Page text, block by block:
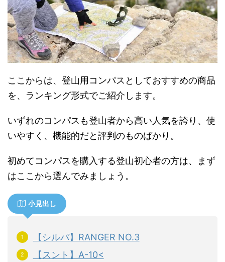
ここからは、登山用コンパスとしておすすめの商品
を、ランキング形式でご紹介します。
いずれのコンパスも登山者から高い人気を誇り、使
いやすく、機能的だと評判のものばかり。
初めてコンパスを購入する登山初心者の方は、まず
はここから選んでみましょう。
小見出し
【シルバ】RANGER NO.3
【スント】A-10<